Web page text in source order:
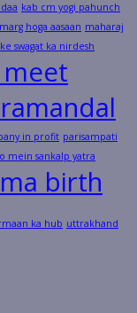
kab cm yogi pahunch
hoga aasaan maharaj
swagat ka nirdesh
in profit parisampati
mein sankalp yatra
birth
ka hub uttrakhand